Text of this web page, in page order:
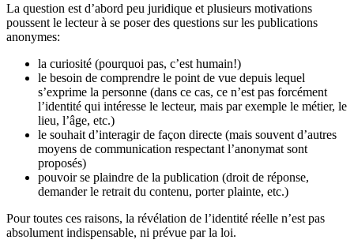
La question est d’abord peu juridique et plusieurs motivations
poussent le lecteur à se poser des questions sur les publications
anonymes:
la curiosité (pourquoi pas, c’est humain!)
le besoin de comprendre le point de vue depuis lequel
s’exprime la personne (dans ce cas, ce n’est pas forcément
l’identité qui intéresse le lecteur, mais par exemple le métier, le
lieu, l’âge, etc.)
le souhait d’interagir de façon directe (mais souvent d’autres
moyens de communication respectant l’anonymat sont
proposés)
pouvoir se plaindre de la publication (droit de réponse,
demander le retrait du contenu, porter plainte, etc.)
Pour toutes ces raisons, la révélation de l’identité réelle n’est pas
absolument indispensable, ni prévue par la loi.